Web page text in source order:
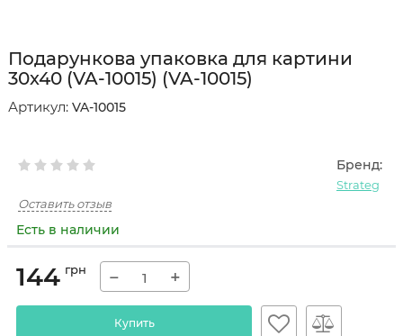
Подарункова упаковка для картини
30х40 (VA-10015) (VA-10015)
Артикул: VA-10015
Бренд:
Strateg
Оставить отзыв
Есть в наличии
144 грн − +
Купить